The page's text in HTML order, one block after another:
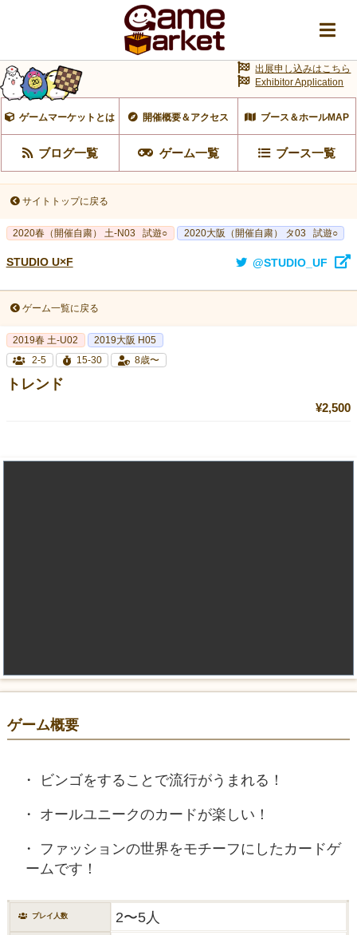
ゲームマーケットとは 開催概要＆アクセス ブース＆ホールMAP
ブログ一覧 ゲーム一覧 ブース一覧
出展申し込みはこちら
Exhibitor Application
サイトトップに戻る
2020春（開催自粛） 土-N03 試遊○ 2020大阪（開催自粛） タ03 試遊○
STUDIO U×F @STUDIO_UF
ゲーム一覧に戻る
2019春 土-U02
2019大阪 H05
2-5
15-30 8歳〜
トレンド
¥2,500
ゲーム概要
ビンゴをすることで流行がうまれる！
オールユニークのカードが楽しい！
ファッションの世界をモチーフにしたカードゲ
ームです！
プレイ人数 2〜5人